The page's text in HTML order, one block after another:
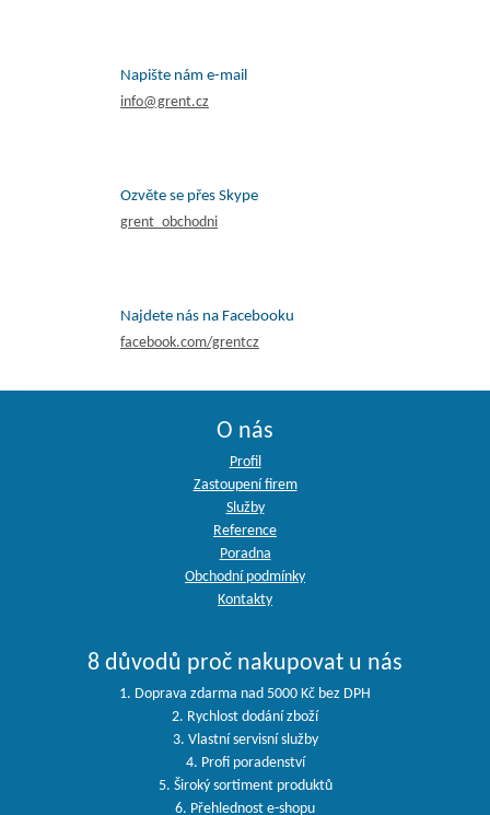
Napište nám e-mail
info@grent.cz
Ozvěte se přes Skype
grent_obchodni
Najdete nás na Facebooku
facebook.com/grentcz
O nás
Profil
Zastoupení firem
Služby
Reference
Poradna
Obchodní podmínky
Kontakty
8 důvodů proč nakupovat u nás
1. Doprava zdarma nad 5000 Kč bez DPH
2. Rychlost dodání zboží
3. Vlastní servisní služby
4. Profi poradenství
5. Široký sortiment produktů
6. Přehlednost e-shopu